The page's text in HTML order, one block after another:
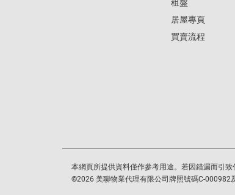
租盤
居屋專頁
買賣流程
本網頁所提供資料僅作參考用途。若因錯漏而引
©2026 美聯物業代理有限公司牌照號碼C-000982